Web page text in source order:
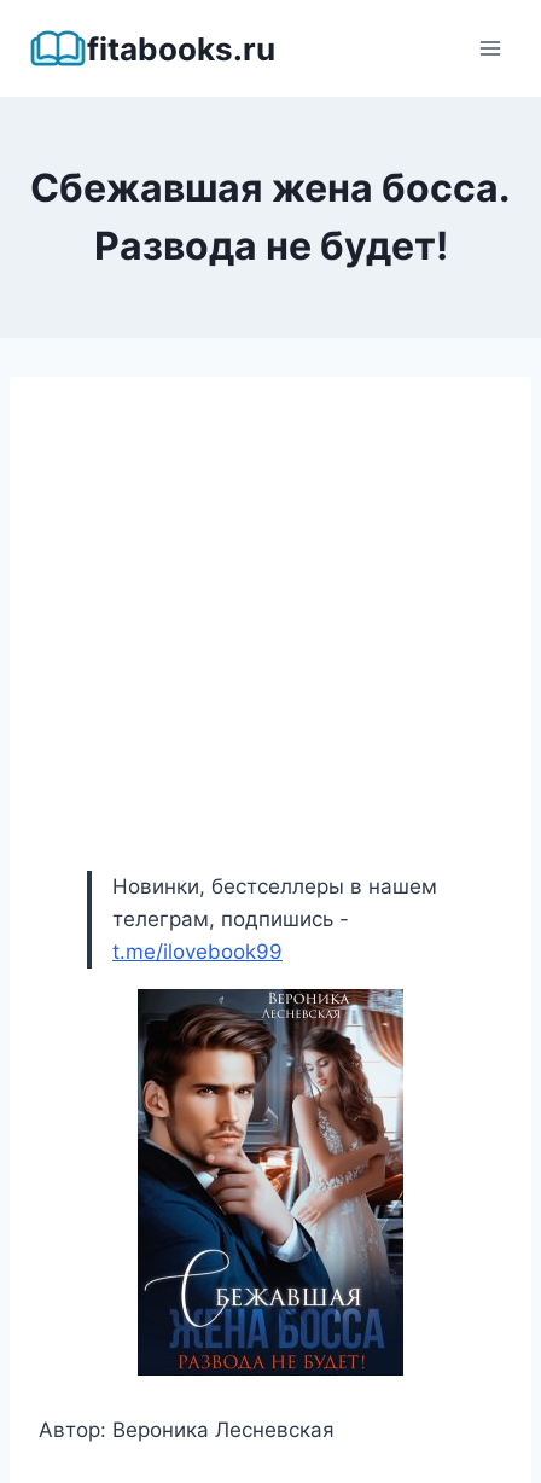
fitabooks.ru
Сбежавшая жена босса.
Развода не будет!
Новинки, бестселлеры в нашем
телеграм, подпишись -
t.me/ilovebook99
Автор: Вероника Лесневская